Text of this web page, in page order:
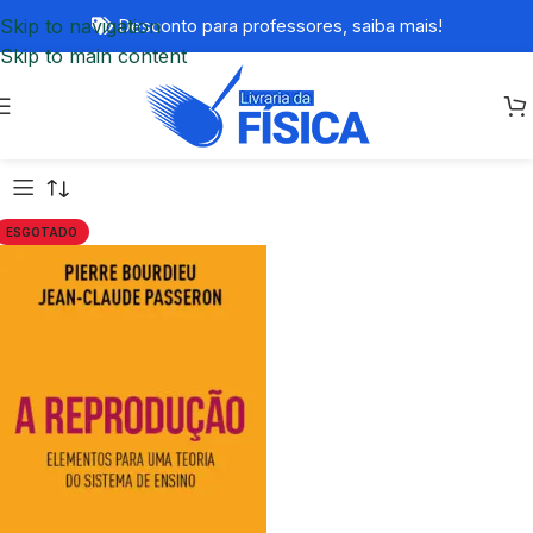
Skip to navigation
Skip to main content
Desconto para professores, saiba mais!
ESGOTADO